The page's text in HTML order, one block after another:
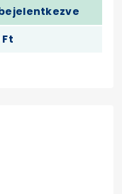
Ft